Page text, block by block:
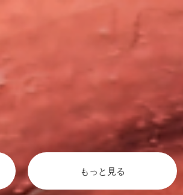
もっと見る